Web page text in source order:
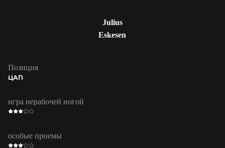
Julius
Eskesen
Позиция
ЦАП
игра нерабочей ногой
особые приемы